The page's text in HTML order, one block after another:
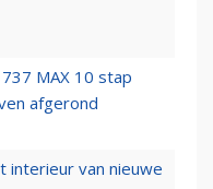
MAX 10 stap
afgerond
interieur van nieuwe